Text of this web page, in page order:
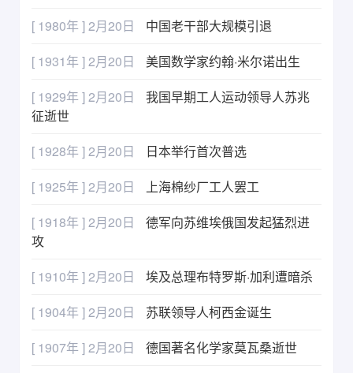
[ 1980年 ] 2月20日
中国老干部大规模引退
[ 1931年 ] 2月20日
美国数学家约翰·米尔诺出生
[ 1929年 ] 2月20日
我国早期工人运动领导人苏兆
征逝世
[ 1928年 ] 2月20日
日本举行首次普选
[ 1925年 ] 2月20日
上海棉纱厂工人罢工
[ 1918年 ] 2月20日
德军向苏维埃俄国发起猛烈进
攻
[ 1910年 ] 2月20日
埃及总理布特罗斯·加利遭暗杀
[ 1904年 ] 2月20日
苏联领导人柯西金诞生
[ 1907年 ] 2月20日
德国著名化学家莫瓦桑逝世